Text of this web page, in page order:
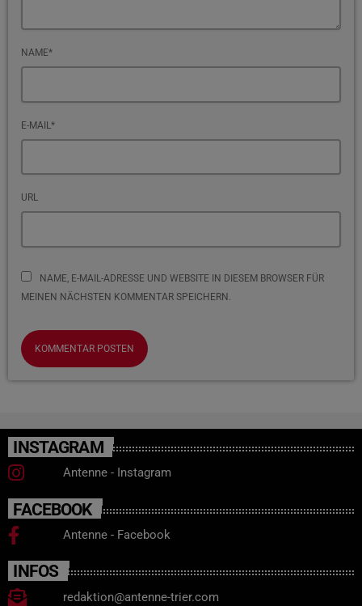
NAME*
E-MAIL*
URL
NAME, E-MAIL-ADRESSE UND WEBSITE IN DIESEM BROWSER FÜR
MEINEN NÄCHSTEN KOMMENTAR SPEICHERN.
INSTAGRAM
Antenne - Instagram
FACEBOOK
Antenne - Facebook
INFOS
redaktion@antenne-trier.com